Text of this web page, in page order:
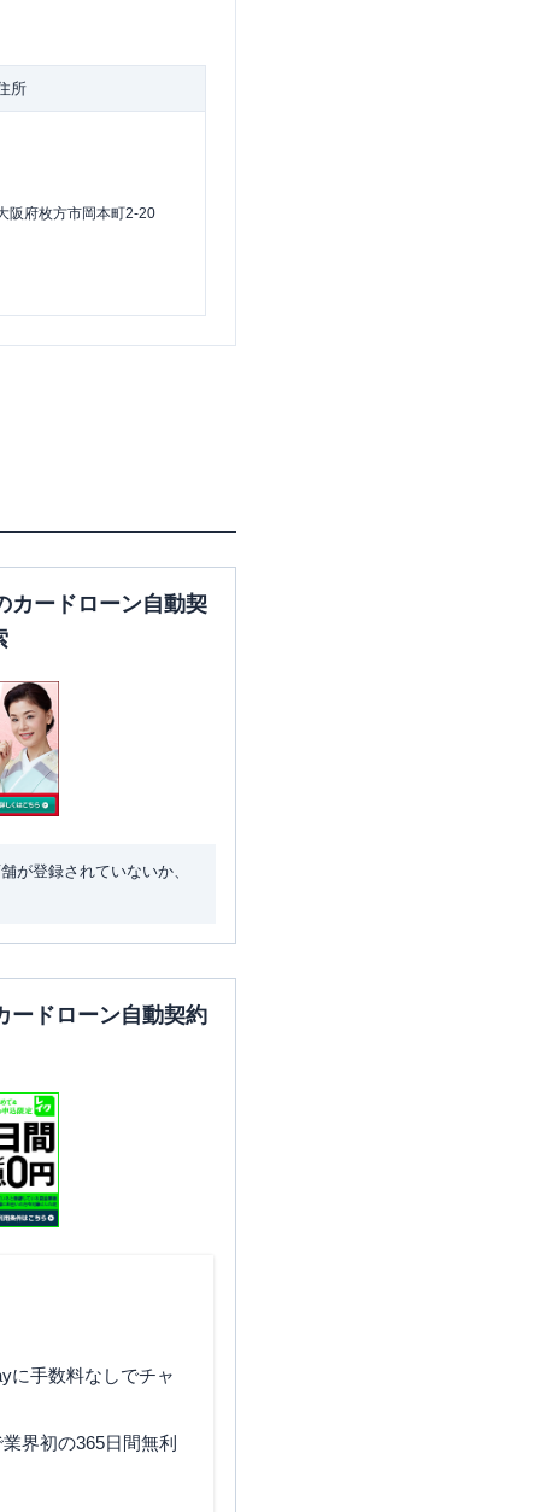
所
阪府枚方市岡本町2-20
カードローン自動契
が登録されていないか、
ードローン自動契約
に手数料なしでチャ
界初の365日間無利